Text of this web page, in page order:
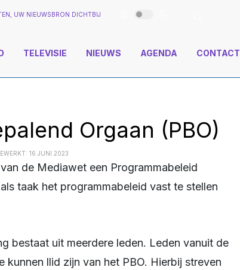
UW NIEUWSBRON DICHTBIJ
TELEVISIE NIEUWS AGENDA CONTACT
Orgaan (PBO)
16 JUNI 2023
taak het programmabeleid vast te stellen
llid zijn van het PBO. Hierbij streven